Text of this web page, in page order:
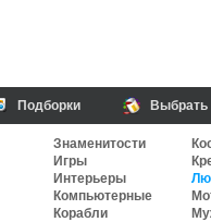
Подборки Выбрать
Знаменитости
Игры
Интерьеры
Компьютерные
Корабли